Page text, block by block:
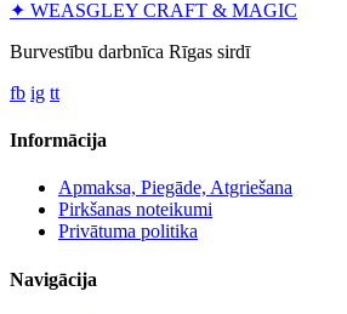
✦ WEASGLEY CRAFT & MAGIC
Burvestību darbnīca Rīgas sirdī
fb ig tt
Informācija
Apmaksa, Piegāde, Atgriešana
Pirkšanas noteikumi
Privātuma politika
Navigācija